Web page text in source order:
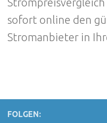
sofort online den
Stromanbieter in
FOLGEN: